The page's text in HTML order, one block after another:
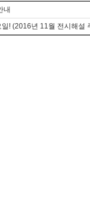
내
! (2016년 11월 전시해설